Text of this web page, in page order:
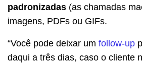
padronizadas (as chamadas
imagens, PDFs ou GIFs.
“Você pode deixar um follow-up
daqui a três dias, caso o cliente